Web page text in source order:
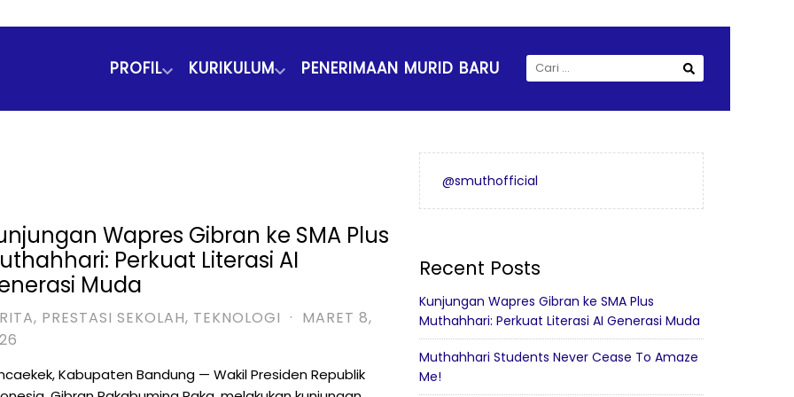
PROFIL KURIKULUM PENERIMAAN MURID BARU
CARI
UNTUK:
Wapres Gibran ke SMA Plus
Perkuat Literasi AI
Muda
, PRESTASI SEKOLAH, TEKNOLOGI · MARET 8,
Kabupaten Bandung — Wakil Presiden Republik
@smuthofficial
Recent Posts
Kunjungan Wapres Gibran ke SMA Plus
Muthahhari: Perkuat Literasi AI Generasi Muda
Muthahhari Students Never Cease To Amaze
Me!